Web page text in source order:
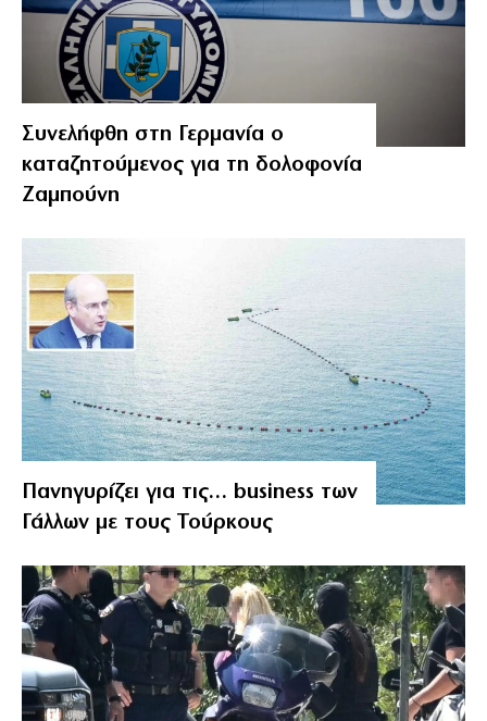
Συνελήφθη στη Γερμανία ο
καταζητούμενος για τη δολοφονία
Ζαμπούνη
Πανηγυρίζει για τις… business των
Γάλλων με τους Τούρκους